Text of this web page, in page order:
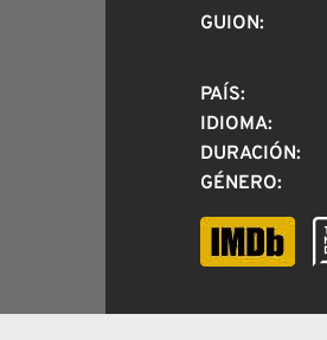
GUION:
PAÍS:
IDIOMA:
DURACIÓN:
GÉNERO: